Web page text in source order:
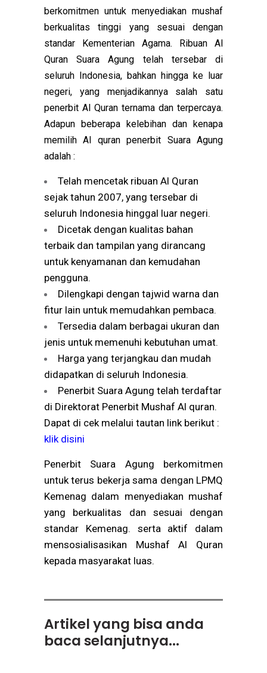
berkomitmen untuk menyediakan mushaf
berkualitas tinggi yang sesuai dengan
standar Kementerian Agama. Ribuan Al
Quran Suara Agung telah tersebar di
seluruh Indonesia, bahkan hingga ke luar
negeri, yang menjadikannya salah satu
penerbit Al Quran ternama dan terpercaya.
Adapun beberapa kelebihan dan kenapa
memilih Al quran penerbit Suara Agung
adalah :
Telah mencetak ribuan Al Quran
sejak tahun 2007, yang tersebar di
seluruh Indonesia hinggal luar negeri.
Dicetak dengan kualitas bahan
terbaik dan tampilan yang dirancang
untuk kenyamanan dan kemudahan
pengguna.
Dilengkapi dengan tajwid warna dan
fitur lain untuk memudahkan pembaca.
Tersedia dalam berbagai ukuran dan
jenis untuk memenuhi kebutuhan umat.
Harga yang terjangkau dan mudah
didapatkan di seluruh Indonesia.
Penerbit Suara Agung telah terdaftar
di Direktorat Penerbit Mushaf Al quran.
Dapat di cek melalui tautan link berikut :
klik disini
Penerbit Suara Agung berkomitmen
untuk terus bekerja sama dengan LPMQ
Kemenag dalam menyediakan mushaf
yang berkualitas dan sesuai dengan
standar Kemenag. serta aktif dalam
mensosialisasikan Mushaf Al Quran
kepada masyarakat luas.
Artikel yang bisa anda
baca selanjutnya...